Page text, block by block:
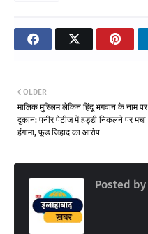
OLDER
मालिक मुस्लिम लेकिन हिंदू भगवान के नाम पर
दुकान: पनीर पेटीज में हड्डी निकलने पर मचा
हंगामा, फूड जिहाद का आरोप
Posted by